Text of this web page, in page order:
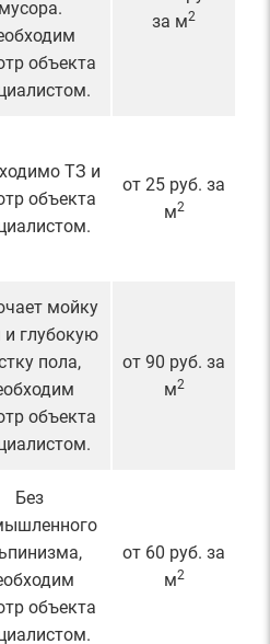
мусора.
объекта
за м2
ТЗ и
объекта
от 25 руб. за
м2
мойку
и глубокую
пола,
объекта
от 90 руб. за
м2
Без
объекта
от 60 руб. за
м2